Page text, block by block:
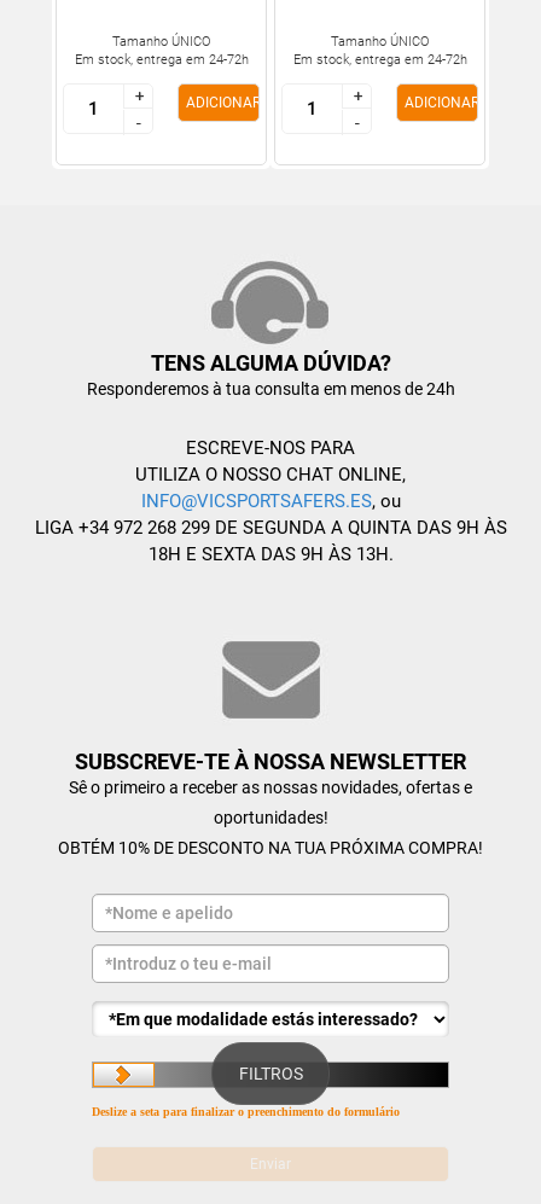
FILTROS
Tamanho ÚNICO
Em stock, entrega em 24-72h
+
-
+
-
ADICIONAR
Tamanho ÚNICO
Em stock, entrega em 24-72h
+
-
+
-
ADICIONAR
TENS ALGUMA DÚVIDA?
Responderemos à tua consulta em menos de 24h
ESCREVE-NOS PARA
UTILIZA O NOSSO CHAT ONLINE,
INFO@VICSPORTSAFERS.ES, ou
LIGA +34 972 268 299 DE SEGUNDA A QUINTA DAS 9H ÀS
18H E SEXTA DAS 9H ÀS 13H.
SUBSCREVE-TE À NOSSA NEWSLETTER
Sê o primeiro a receber as nossas novidades, ofertas e
oportunidades!
OBTÉM 10% DE DESCONTO NA TUA PRÓXIMA COMPRA!
Deslize a seta para finalizar o preenchimento do formulário